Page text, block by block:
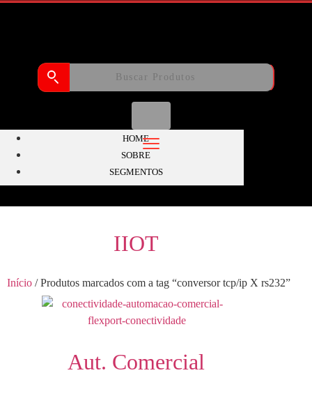
HOME
SOBRE
SEGMENTOS
IIOT
Aut. Comercial
Início / Produtos marcados com a tag “conversor tcp/ip X rs232”